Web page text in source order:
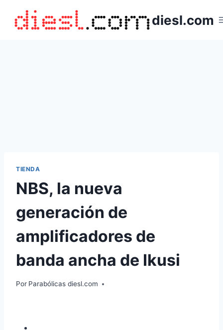
contenido
diesl.com
TIENDA
NBS, la nueva
generación de
amplificadores de
banda ancha de Ikusi
Por Parabólicas diesl.com